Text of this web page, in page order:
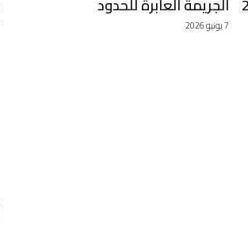
7 يونيو 2026